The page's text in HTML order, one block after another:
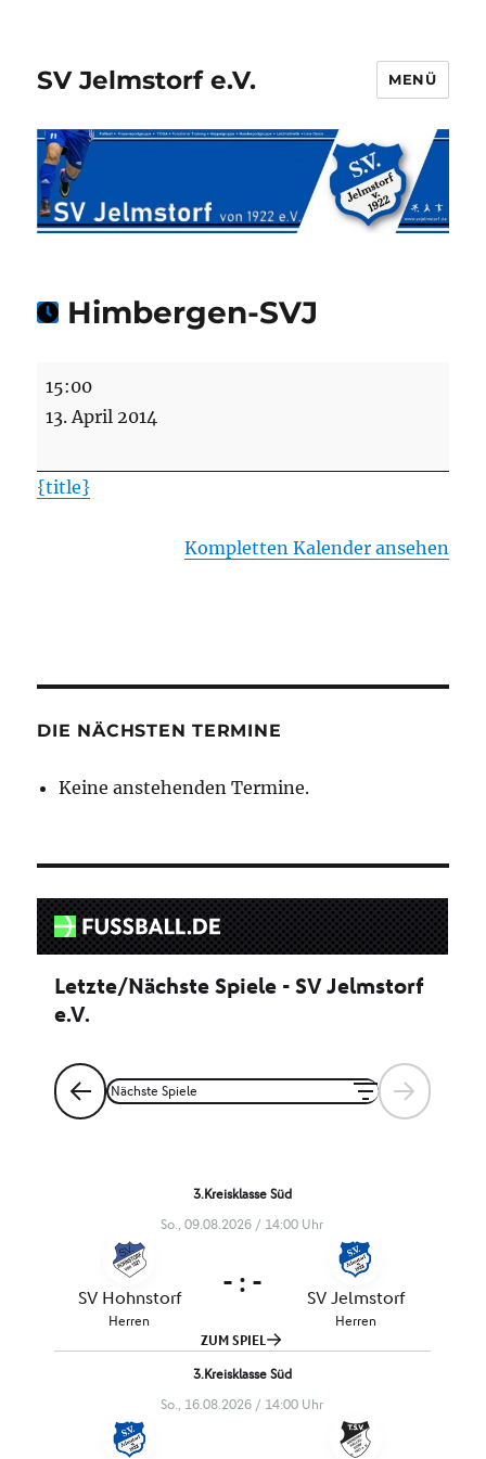
SV Jelmstorf e.V. MENÜ
Himbergen-SVJ
15:00
13. April 2014
{title}
Kompletten Kalender ansehen
DIE NÄCHSTEN TERMINE
Keine anstehenden Termine.